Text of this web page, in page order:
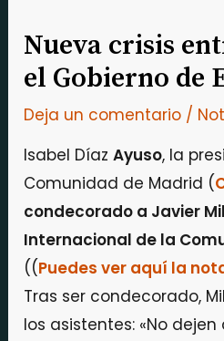
Nueva crisis
el Gobierno de
Deja un comentario /
Isabel DíazAyuso, la
Comunidad de Madrid (
condecorado a Javier
Internacional de la
((Puedes ver aquí la
Tras ser condecorado,
los asistentes: «No